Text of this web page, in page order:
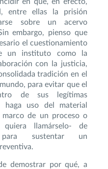
entre ellas la prisión
sobre un acervo
embargo, pienso que
el cuestionamiento
un instituto como la
con la justicia,
tradición en el
para evitar que el
de sus legítimas
haga uso del material
de un proceso o
llamárselo- de
sustentar un
demostrar por qué, a